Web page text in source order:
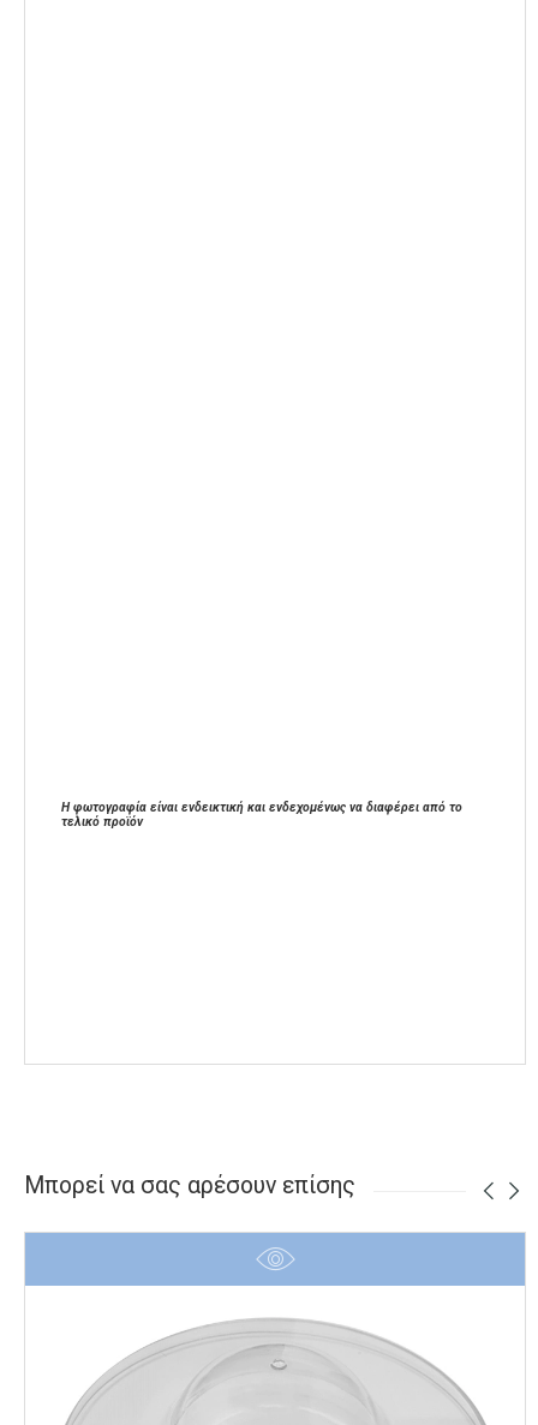
Η φωτογραφία είναι ενδεικτική και ενδεχομένως να διαφέρει από το
τελικό προϊόν
Μπορεί να σας αρέσουν επίσης